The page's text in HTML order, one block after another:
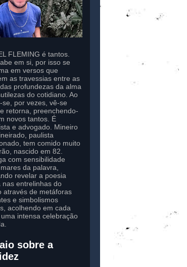
FLEMING é tantos.
em si, por isso se
em versos que
as travessias entre as
profundezas da alma
do cotidiano. Ao
se, por vezes, vê-se
retorna, preenchendo-
novos tantos. É
e advogado. Mineiro
paulista
tem comido muito
nascido em 82.
com sensibilidade
da palavra,
revelar a poesia
nas entrelinhas do
através de metáforas
e simbolismos
acolhendo em cada
intensa celebração
sobre a